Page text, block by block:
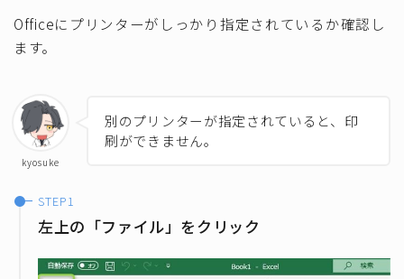
Officeにプリンターがしっかり指定されているか確認し
ます。
kyosuke
別のプリンターが指定されていると、印
刷ができません。
左上の「ファイル」をクリック